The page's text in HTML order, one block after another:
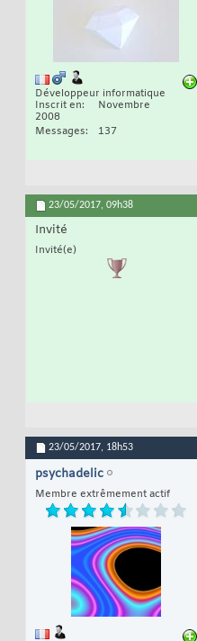
Développeur informatique
Inscrit en
Novembre
2008
Messages
137
23/05/2017, 09h38
Invité
Invité(e)
23/05/2017, 18h53
psychadelic
Membre extrêmement actif